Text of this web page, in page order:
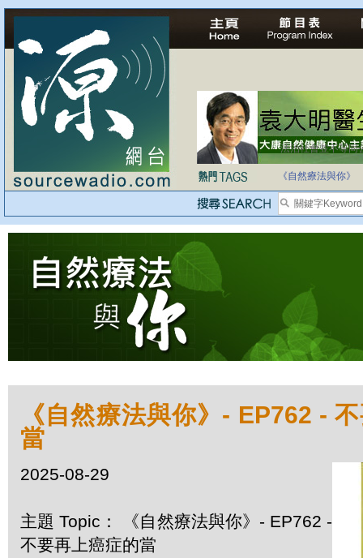
法治社會並不等同
自家教育合法化-
《自然療法與你》
《自然療法與你》- EP762 -
當
2025-08-29
主題 Topic： 《自然療法與你》- EP762 -
不要再上癌症的當